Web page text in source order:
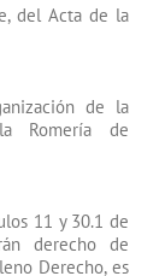
del Acta de la
de la
Romería de
11 y 30.1 de
derecho de
Derecho, es